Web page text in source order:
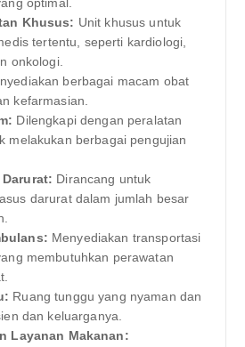
optimal.
Khusus: Unit khusus untuk
tertentu, seperti kardiologi,
onkologi.
berbagai macam obat
kefarmasian.
Dilengkapi dengan peralatan
melakukan berbagai pengujian
Darurat: Dirancang untuk
darurat dalam jumlah besar
Menyediakan transportasi
membutuhkan perawatan
Ruang tunggu yang nyaman dan
dan keluarganya.
Layanan Makanan: